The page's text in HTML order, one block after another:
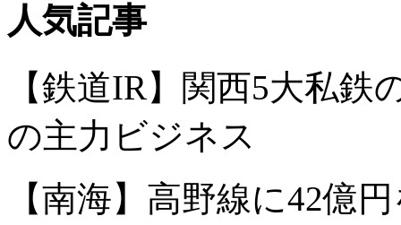
人気記事
【鉄道IR】関西5大私
の主力ビジネス
【南海】高野線に42億